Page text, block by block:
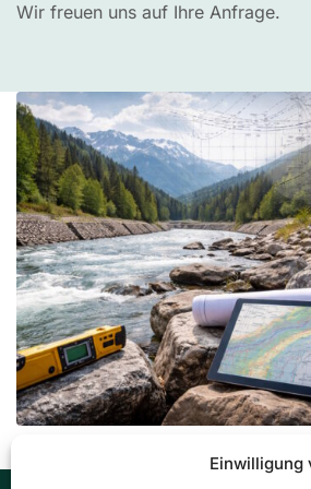
Einwilligung
Wir freuen uns auf Ihre Anfrage.
Ingenieurbüro DI Thomas